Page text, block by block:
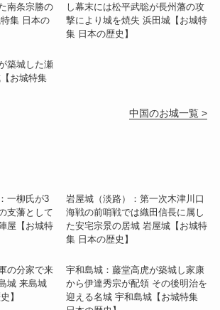
南条宗勝の
集 日本の
し幕末には松平武聡が長州藩の攻
撃により城を焼失 浜田城【お城特
集 日本の歴史】
築城した瀬
お城特集
中国のお城一覧 >
一柳氏が3
支藩として
屋【お城特
岩屋城（淡路）：第一次木津川口
海戦の前哨戦では織田信長に属し
た安宅宗景の居城 岩屋城【お城特
集 日本の歴史】
の分家で来
城 来島城
】
宇和島城：藤堂高虎が築城し家康
から伊達秀宗が配領 その後明治を
迎える名城 宇和島城【お城特集